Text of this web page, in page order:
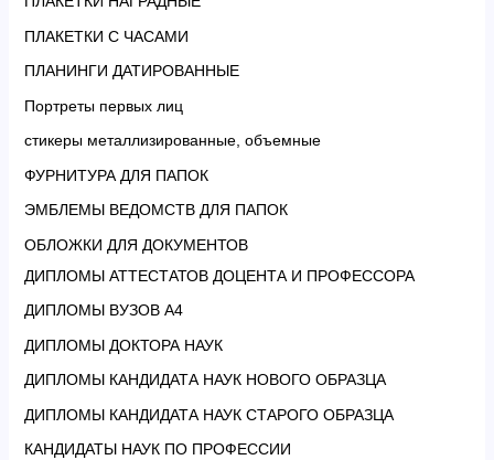
ПЛАКЕТКИ С ЧАСАМИ
ПЛАНИНГИ ДАТИРОВАННЫЕ
Портреты первых лиц
стикеры металлизированные, объемные
ФУРНИТУРА ДЛЯ ПАПОК
ЭМБЛЕМЫ ВЕДОМСТВ ДЛЯ ПАПОК
ОБЛОЖКИ ДЛЯ ДОКУМЕНТОВ
ДИПЛОМЫ АТТЕСТАТОВ ДОЦЕНТА И ПРОФЕССОРА
ДИПЛОМЫ ВУЗОВ А4
ДИПЛОМЫ ДОКТОРА НАУК
ДИПЛОМЫ КАНДИДАТА НАУК НОВОГО ОБРАЗЦА
ДИПЛОМЫ КАНДИДАТА НАУК СТАРОГО ОБРАЗЦА
КАНДИДАТЫ НАУК ПО ПРОФЕССИИ